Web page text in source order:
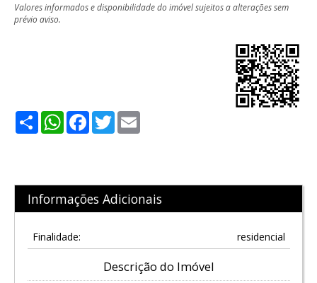
Valores informados e disponibilidade do imóvel sujeitos a alterações sem
prévio aviso.
ShareWhatsApp
Facebook
Twitter
Informações Adicionais
Finalidade: residencial
Descrição do Imóvel